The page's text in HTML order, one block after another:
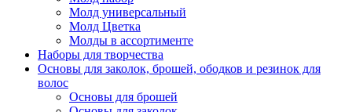
Молд универсальный
Молд Цветка
Молды в ассортименте
Наборы для творчества
Основы для заколок, брошей, ободков и резинок для
волос
Основы для брошей